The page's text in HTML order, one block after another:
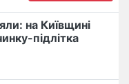
на Київщині
підлітка